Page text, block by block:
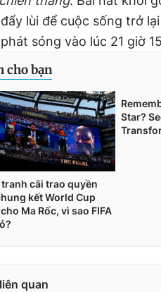
lùi để cuộc sống trở
sóng vào lúc 21 giờ
quan